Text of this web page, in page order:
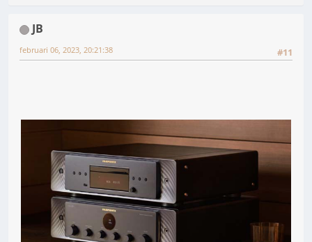
JB
#11
februari 06, 2023, 20:21:38